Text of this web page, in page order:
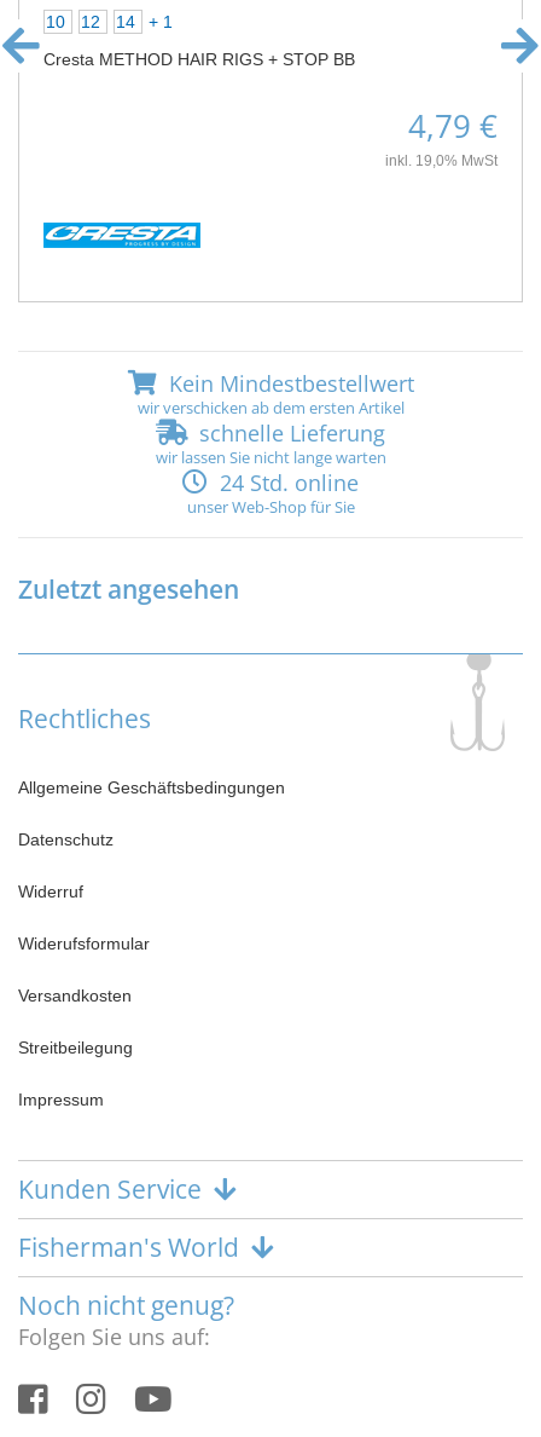
10 12 14
+ 1
Cresta METHOD HAIR RIGS + STOP BB
4,79 €
inkl. 19,0% MwSt
Kein Mindestbestellwert
wir verschicken ab dem ersten Artikel
schnelle Lieferung
wir lassen Sie nicht lange warten
24 Std. online
unser Web-Shop für Sie
Zuletzt angesehen
Rechtliches
Allgemeine Geschäftsbedingungen
Datenschutz
Widerruf
Widerufsformular
Versandkosten
Streitbeilegung
Impressum
Kunden Service
Fisherman's World
Noch nicht genug?
Folgen Sie uns auf: